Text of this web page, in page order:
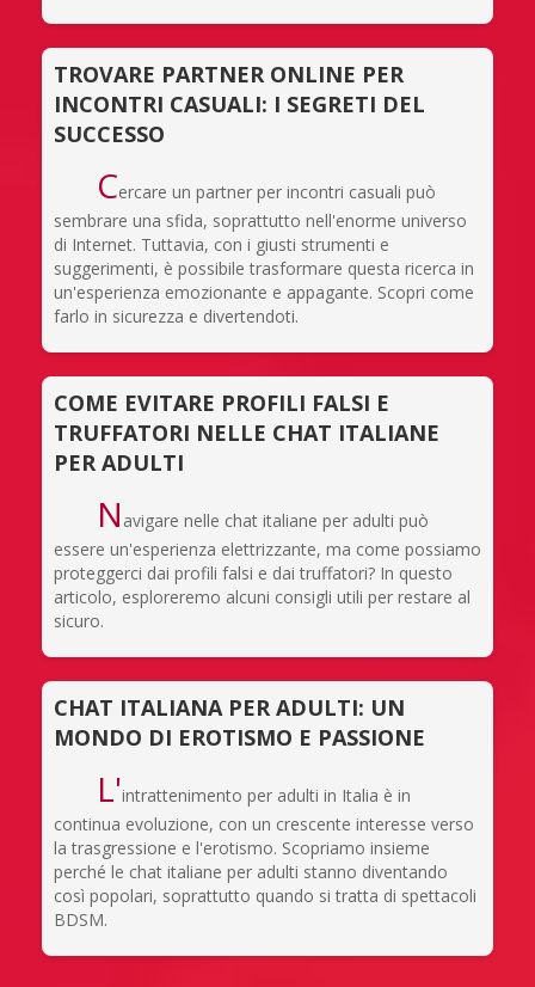
TROVARE PARTNER ONLINE PER
INCONTRI CASUALI: I SEGRETI DEL
SUCCESSO
Cercare un partner per incontri casuali può
sembrare una sfida, soprattutto nell'enorme universo
di Internet. Tuttavia, con i giusti strumenti e
suggerimenti, è possibile trasformare questa ricerca in
un'esperienza emozionante e appagante. Scopri come
farlo in sicurezza e divertendoti.
COME EVITARE PROFILI FALSI E
TRUFFATORI NELLE CHAT ITALIANE
PER ADULTI
N avigare nelle chat italiane per adulti può
essere un'esperienza elettrizzante, ma come possiamo
proteggerci dai profili falsi e dai truffatori? In questo
articolo, esploreremo alcuni consigli utili per restare al
sicuro.
CHAT ITALIANA PER ADULTI: UN
MONDO DI EROTISMO E PASSIONE
L'intrattenimento per adulti in Italia è in
continua evoluzione, con un crescente interesse verso
la trasgressione e l'erotismo. Scopriamo insieme
perché le chat italiane per adulti stanno diventando
così popolari, soprattutto quando si tratta di spettacoli
BDSM.